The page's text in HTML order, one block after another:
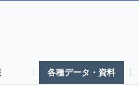
各種データ・資料